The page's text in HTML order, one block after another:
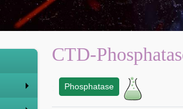
CTD-
Phosphatase